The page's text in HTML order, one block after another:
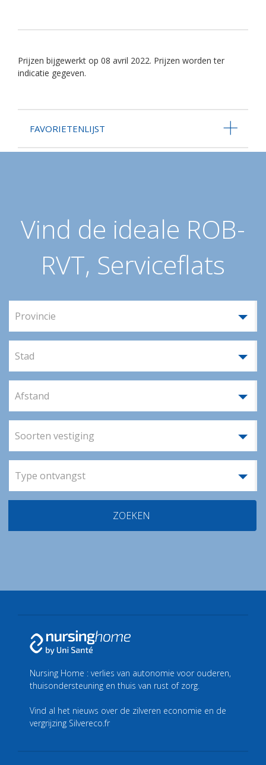
Prijzen bijgewerkt op 08 avril 2022. Prijzen worden ter
indicatie gegeven.
FAVORIETENLIJST
Vind de ideale ROB-
RVT, Serviceflats
Provincie
Stad
Afstand
Soorten vestiging
Type ontvangst
ZOEKEN
Nursing Home : verlies van autonomie voor ouderen,
thuisondersteuning en thuis van rust of zorg.
Vind al het nieuws over de zilveren economie en de
vergrijzing Silvereco.fr